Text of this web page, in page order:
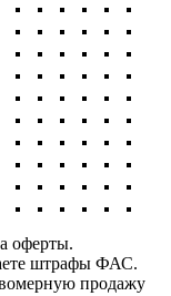
оферты.
штрафы ФАС.
продажу